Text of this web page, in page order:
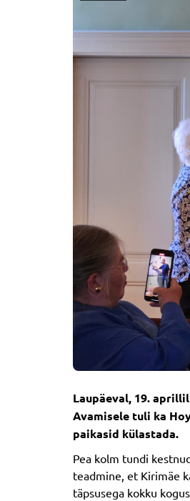
Laupäeval, 19.
Avamisele tuli ka
paikasid külastada.
Pea kolm tundi
teadmine, et Kirimäe
täpsusega kokku